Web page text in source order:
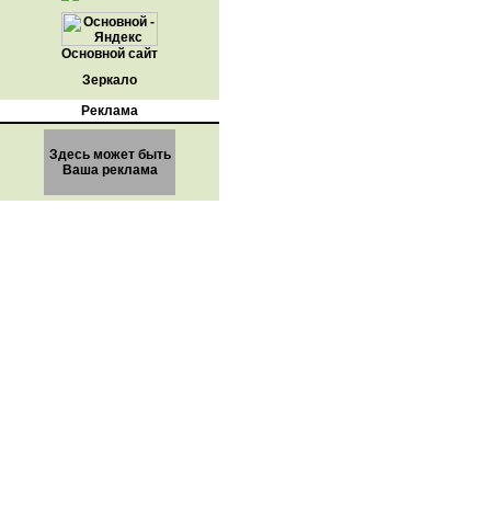
Основной сайт
Зеркало
Реклама
Здесь может быть
Ваша реклама